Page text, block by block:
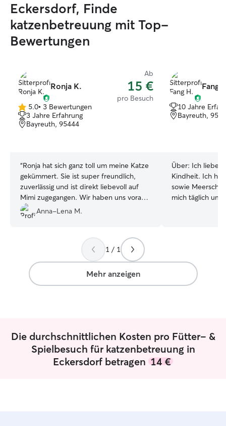
Eckersdorf, Finde
katzenbetreuung mit Top-
Bewertungen
Ronja K.
Ab
15 €
pro Besuch
5.0
von
5
5.0• 3 Bewertungen
3 Jahre Erfahrung
Bayreuth, 95444
“Ronja hat sich ganz toll um meine Katze
gekümmert. Sie ist super freundlich,
zuverlässig und ist direkt liebevoll auf
Mimi zugegangen. Wir haben uns vorab
getroffen, sodass ich ihr alles zeigen
konnte und während meiner
dem Laufenden gehalten. Alles hat
reibungslos funktioniert. Ich würde Ronja
jederzeit wieder buchen und kann sie
nur weiterempfehlen! 🐾😊”
Anna-Lena M.
Fang
10 Jahre
Bayreuth,
Über: Ich liebe
Kindheit. Ich
sowie
mich täglich um
den
Tieres an. Als Studentin bin ich zeitlich
Fütterung,
gehören
Wohl und die
stehen für mich
1 / 1
Mehr anzeigen
Die durchschnittlichen Kosten pro Fütter- &
Spielbesuch für katzenbetreuung in
Eckersdorf betragen 14 €